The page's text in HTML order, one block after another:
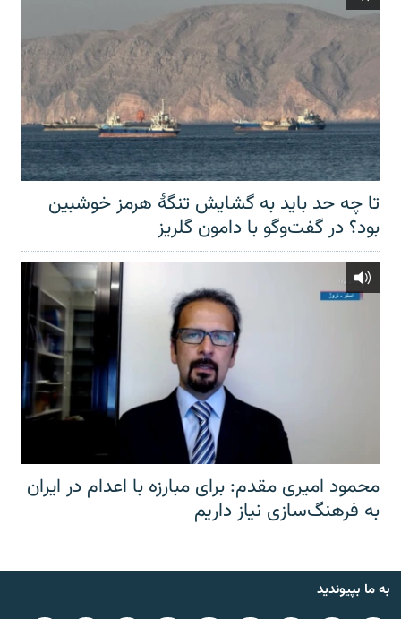
تا چه حد باید به گشایش تنگهٔ هرمز خوشبین
بود؟ در گفت‌وگو با دامون گلریز
محمود امیری مقدم: برای مبارزه با اعدام در ایران
به فرهنگ‌سازی نیاز داریم
به ما بپیوندید